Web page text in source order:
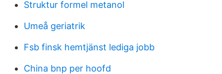
Struktur formel metanol
Umeå geriatrik
Fsb finsk hemtjänst lediga jobb
China bnp per hoofd